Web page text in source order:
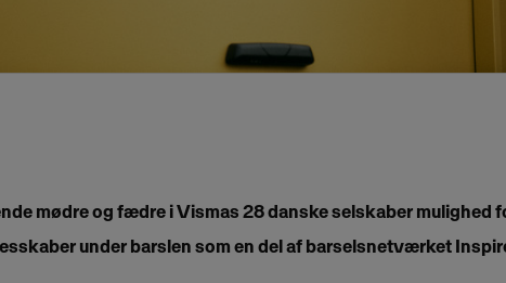
mødre og fædre i Vismas 28 danske selskaber mulighed
under barslen som en del af barselsnetværket